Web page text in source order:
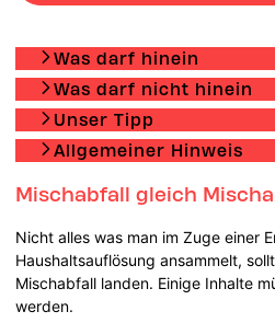
Was darf hinein
Was darf nicht hinein
Unser Tipp
Allgemeiner Hinweis
Mischabfall gleich
Nicht alles was man im Zuge einer
Haushaltsauflösung ansammelt,
Mischabfall landen. Einige Inhalte
werden.